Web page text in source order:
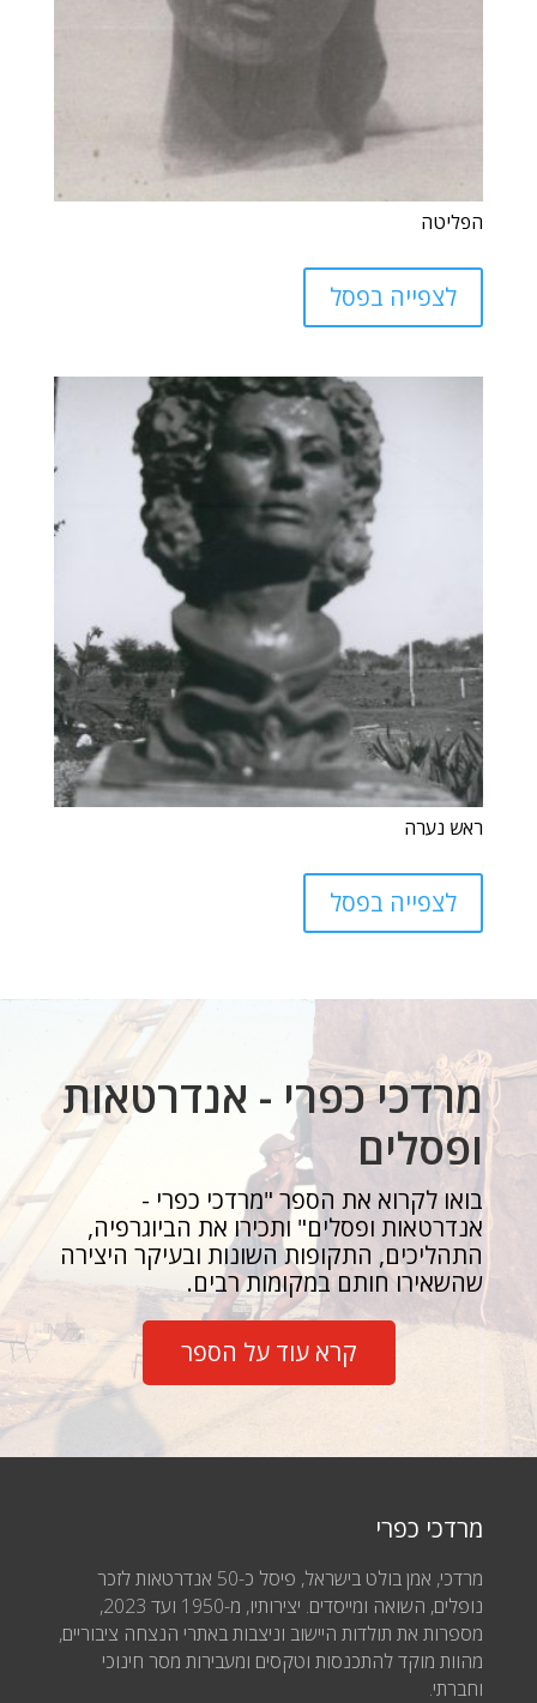
הפליטה
לצפייה בפסל
ראש נערה
לצפייה בפסל
מרדכי כפרי - אנדרטאות
ופסלים
בואו לקרוא את הספר "מרדכי כפרי -
אנדרטאות ופסלים" ותכירו את הביוגרפיה,
התהליכים, התקופות השונות ובעיקר היצירה
שהשאירו חותם במקומות רבים.
קרא עוד על הספר
מרדכי כפרי
מרדכי, אמן בולט בישראל, פיסל כ-50 אנדרטאות לזכר
נופלים, השואה ומייסדים. יצירותיו, מ-1950 ועד 2023,
מספרות את תולדות היישוב וניצבות באתרי הנצחה ציבוריים,
מהוות מוקד להתכנסות וטקסים ומעבירות מסר חינוכי
וחברתי.